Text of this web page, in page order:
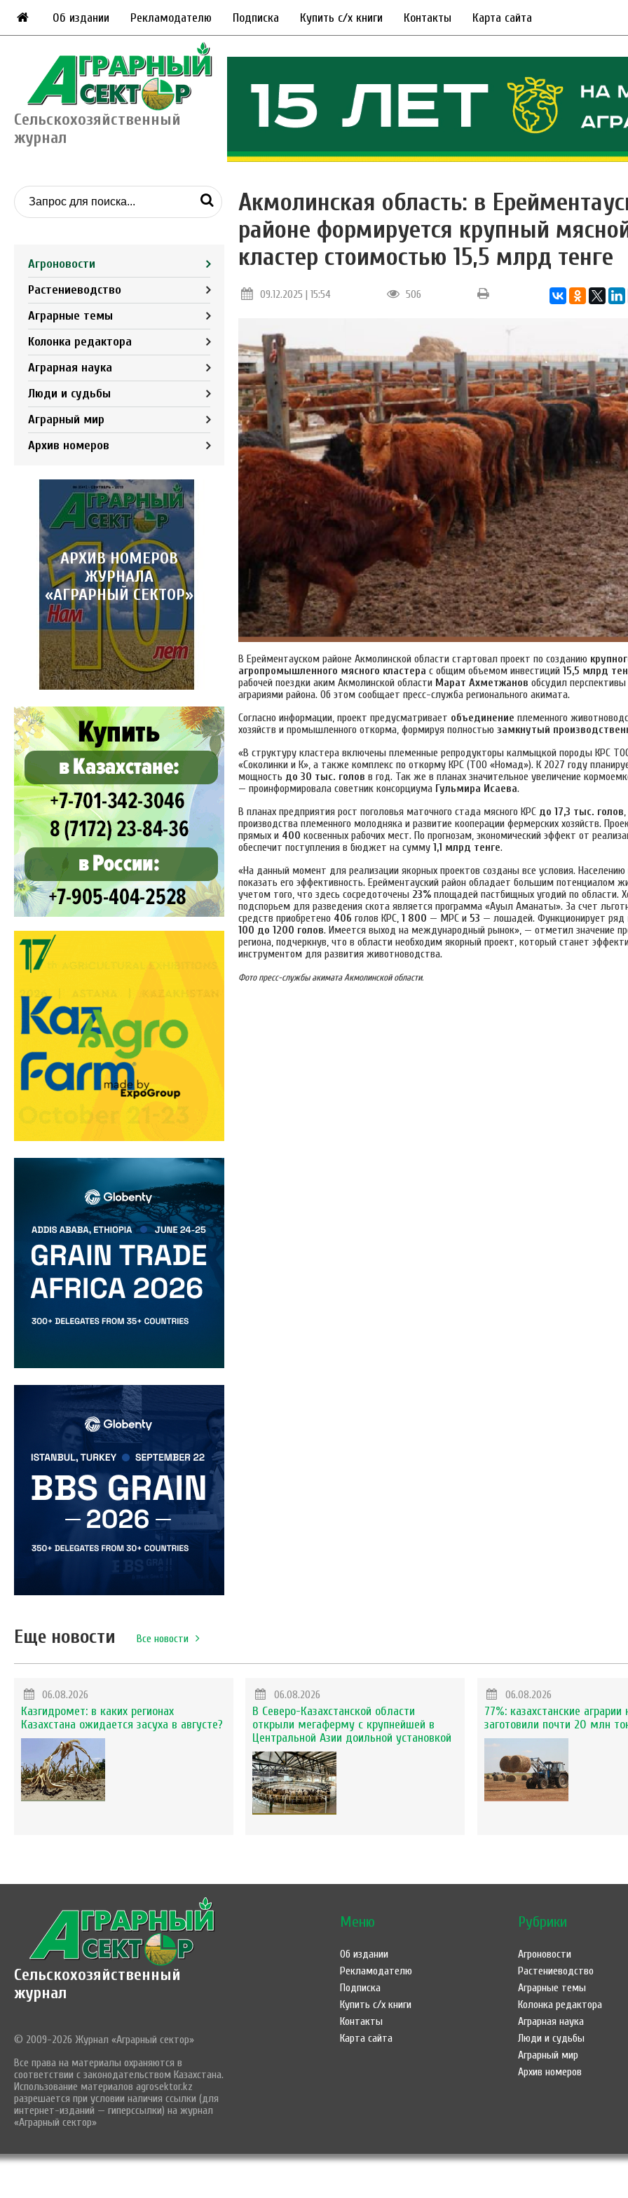
Об издании Рекламодателю Подписка Купить с/х книги Контакты Карта сайта
Сельскохозяйственный
журнал
Агроновости
Растениеводство
Аграрные темы
Колонка редактора
Аграрная наука
Люди и судьбы
Аграрный мир
Архив номеров
АРХИВ НОМЕРОВ
ЖУРНАЛА
«АГРАРНЫЙ СЕКТОР»
Акмолинская область: в
районе формируется крупный
кластер стоимостью 15,5 млрд тенге
09.12.2025 | 15:54 506
В Ерейментауском районе Акмолинской области стартовал проект по созданию
агропромышленного мясного кластера с общим объемом инвестиций 15,5 млрд
рабочей поездки аким Акмолинской области Марат Ахметжанов обсудил
аграриями района. Об этом сообщает пресс-служба регионального акимата.
Согласно информации, проект предусматривает объединение племенного
хозяйств и промышленного откорма, формируя полностью замкнутый
«В структуру кластера включены племенные репродукторы калмыцкой породы КРС
«Соколинки и К», а также комплекс по откорму КРС (ТОО «Номад»). К 2027 году
мощность до 30 тыс. голов в год. Так же в планах значительное увеличение
— проинформировала советник консорциума Гульмира Исаева.
В планах предприятия рост поголовья маточного стада мясного КРС до 17,3 тыс. голов
производства племенного молодняка и развитие кооперации фермерских хозяйств.
прямых и 400 косвенных рабочих мест. По прогнозам, экономический эффект от
обеспечит поступления в бюджет на сумму 1,1 млрд тенге.
«На данный момент для реализации якорных проектов созданы все условия. Населению
показать его эффективность. Ерейментауский район обладает большим потенциалом
учетом того, что здесь сосредоточены 23% площадей пастбищных угодий по области.
подспорьем для разведения скота является программа «Ауыл Аманаты». За счет
средств приобретено 406 голов КРС, 1 800 — МРС и 53 — лошадей. Функционирует
100 до 1200 голов. Имеется выход на международный рынок», — отметил значение
региона, подчеркнув, что в области необходим якорный проект, который станет
инструментом для развития животноводства.
Фото пресс-службы акимата Акмолинской области.
Еще новости Все новости
06.08.2026
Казгидромет: в каких регионах
Казахстана ожидается засуха в августе?
06.08.2026
В Северо-Казахстанской области
открыли мегаферму с крупнейшей в
Центральной Азии доильной установкой
06.08.2026
77%: казахстанские аграрии
заготовили почти 20 млн
Сельскохозяйственный
журнал
© 2009-2026 Журнал «Аграрный сектор»
Все права на материалы охраняются в
соответствии с законодательством Казахстана.
Использование материалов agrosektor.kz
разрешается при условии наличия ссылки (для
интернет-изданий — гиперссылки) на журнал
«Аграрный сектор»
Меню
Об издании
Рекламодателю
Подписка
Купить с/х книги
Контакты
Карта сайта
Рубрики
Агроновости
Растениеводство
Аграрные темы
Колонка редактора
Аграрная наука
Люди и судьбы
Аграрный мир
Архив номеров